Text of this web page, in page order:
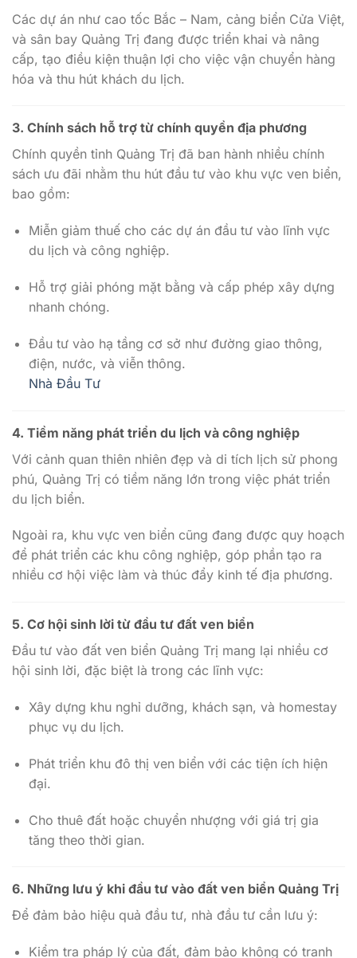
Các dự án như cao tốc Bắc – Nam, cảng biển Cửa Việt,
và sân bay Quảng Trị đang được triển khai và nâng
cấp, tạo điều kiện thuận lợi cho việc vận chuyển hàng
hóa và thu hút khách du lịch.
3. Chính sách hỗ trợ từ chính quyền địa phương
Chính quyền tỉnh Quảng Trị đã ban hành nhiều chính
sách ưu đãi nhằm thu hút đầu tư vào khu vực ven biển,
bao gồm:
Miễn giảm thuế cho các dự án đầu tư vào lĩnh vực
du lịch và công nghiệp.
Hỗ trợ giải phóng mặt bằng và cấp phép xây dựng
nhanh chóng.
Đầu tư vào hạ tầng cơ sở như đường giao thông,
điện, nước, và viễn thông.
Nhà Đầu Tư
4. Tiềm năng phát triển du lịch và công nghiệp
Với cảnh quan thiên nhiên đẹp và di tích lịch sử phong
phú, Quảng Trị có tiềm năng lớn trong việc phát triển
du lịch biển.
Ngoài ra, khu vực ven biển cũng đang được quy hoạch
để phát triển các khu công nghiệp, góp phần tạo ra
nhiều cơ hội việc làm và thúc đẩy kinh tế địa phương.
5. Cơ hội sinh lời từ đầu tư đất ven biển
Đầu tư vào đất ven biển Quảng Trị mang lại nhiều cơ
hội sinh lời, đặc biệt là trong các lĩnh vực:
Xây dựng khu nghỉ dưỡng, khách sạn, và homestay
phục vụ du lịch.
Phát triển khu đô thị ven biển với các tiện ích hiện
đại.
Cho thuê đất hoặc chuyển nhượng với giá trị gia
tăng theo thời gian.
6. Những lưu ý khi đầu tư vào đất ven biển Quảng Trị
Để đảm bảo hiệu quả đầu tư, nhà đầu tư cần lưu ý:
Kiểm tra pháp lý của đất, đảm bảo không có tranh